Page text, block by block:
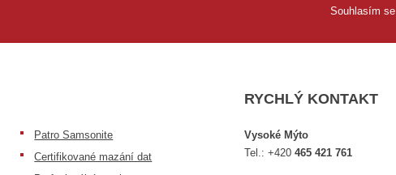
Souhlasím se
Patro Samsonite
Certifikované mazání dat
RYCHLÝ KONTAKT
Vysoké Mýto
Tel.:+420465 421 761